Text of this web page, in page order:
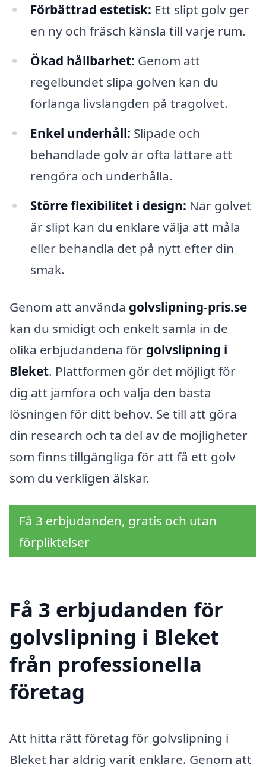
Förbättrad estetisk: Ett slipt golv ger
en ny och fräsch känsla till varje rum.
Ökad hållbarhet: Genom att
regelbundet slipa golven kan du
förlänga livslängden på trägolvet.
Enkel underhåll: Slipade och
behandlade golv är ofta lättare att
rengöra och underhålla.
Större flexibilitet i design: När golvet
är slipt kan du enklare välja att måla
eller behandla det på nytt efter din
smak.
Genom att använda golvslipning-pris.se
kan du smidigt och enkelt samla in de
olika erbjudandena för golvslipning i
Bleket. Plattformen gör det möjligt för
dig att jämföra och välja den bästa
lösningen för ditt behov. Se till att göra
din research och ta del av de möjligheter
som finns tillgängliga för att få ett golv
som du verkligen älskar.
Få 3 erbjudanden, gratis och utan
förpliktelser
Få 3 erbjudanden för
golvslipning i Bleket
från professionella
företag
Att hitta rätt företag för golvslipning i
Bleket har aldrig varit enklare. Genom att